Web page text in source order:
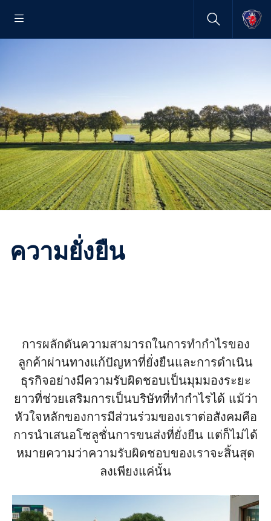
ความยั่งยืน
การผลักดันความสามารถในการทำกำไรของ
ลูกค้าผ่านทางแก้ปัญหาที่ยั่งยืนและการดำเนิน
ธุรกิจอย่างมีความรับผิดชอบเป็นมุมมองระยะ
ยาวที่ช่วยเสริมการเป็นบริษัทที่ทำกำไรได้ แม้ว่า
หัวใจหลักของการมีส่วนร่วมของเราต่อสังคมคือ
การนำเสนอโซลูชั่นการขนส่งที่ยั่งยืน แต่ก็ไม่ได้
หมายความว่าความรับผิดชอบของเราจะสิ้นสุด
ลงเพียงแค่นั้น